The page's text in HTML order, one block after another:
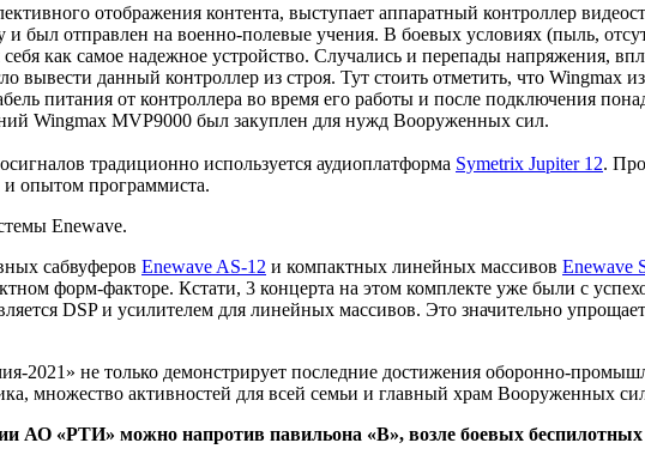
отображения контента, выступает аппаратный контроллер
был отправлен на военно-полевые учения. В боевых условиях (пыль,
как самое надежное устройство. Случались и перепады напряжения,
вывести данный контроллер из строя. Тут стоить отметить, что Wingmax
питания от контроллера во время его работы и после подключения
Wingmax MVP9000 был закуплен для нужд Вооруженных сил.
традиционно используется аудиоплатформа Symetrix Jupiter 12.
опытом программиста.
Enewave.
сабвуферов Enewave AS-12 и компактных линейных массивов Enewave
форм-факторе. Кстати, 3 концерта на этом комплекте уже были с
DSP и усилителем для линейных массивов. Это значительно
не только демонстрирует последние достижения оборонно-
множество активностей для всей семьи и главный храм Вооруженных
АО «РТИ» можно напротив павильона «В», возле боевых беспилотных